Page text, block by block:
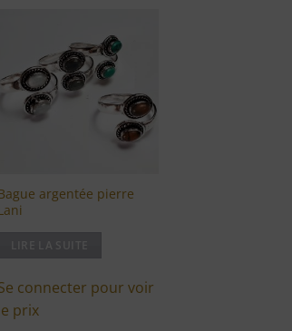
Ajouter
à ma
d'envies
argentée pierre
connecter pour voir
prix